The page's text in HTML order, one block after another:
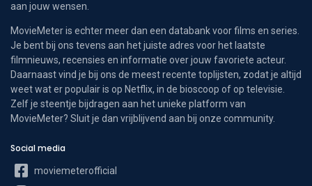
aan jouw wensen.
MovieMeter is echter meer dan een databank voor films en series.
Je bent bij ons tevens aan het juiste adres voor het laatste
filmnieuws, recensies en informatie over jouw favoriete acteur.
Daarnaast vind je bij ons de meest recente toplijsten, zodat je altijd
weet wat er populair is op Netflix, in de bioscoop of op televisie.
Zelf je steentje bijdragen aan het unieke platform van
MovieMeter? Sluit je dan vrijblijvend aan bij onze community.
Social media
moviemeterofficial